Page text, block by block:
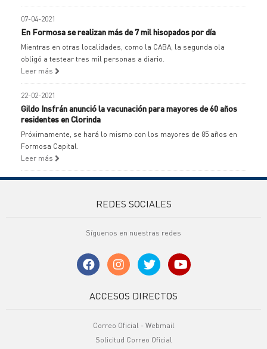
07-04-2021
En Formosa se realizan más de 7 mil hisopados por día
Mientras en otras localidades, como la CABA, la segunda ola
obligó a testear tres mil personas a diario.
Leer más
22-02-2021
Gildo Insfrán anunció la vacunación para mayores de 60 años
residentes en Clorinda
Próximamente, se hará lo mismo con los mayores de 85 años en
Formosa Capital.
Leer más
REDES SOCIALES
Síguenos en nuestras redes
ACCESOS DIRECTOS
Correo Oficial - Webmail
Solicitud Correo Oficial